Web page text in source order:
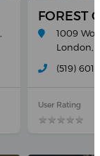
FOREST
1009
London,
(519) 601-
User Rating
★★★★★
★★★★★